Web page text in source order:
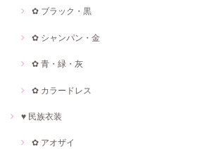
✿ ブラック・黒
✿ シャンパン・金
✿ 青・緑・灰
✿ カラードレス
♥ 民族衣装
✿ アオザイ